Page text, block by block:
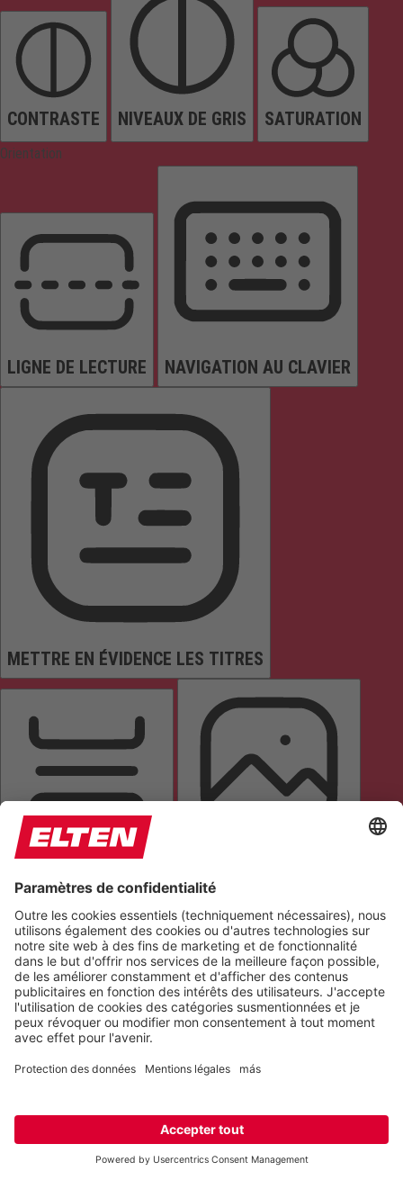
CONTRASTE NIVEAUX DE GRIS SATURATION
Orientation
LIGNE DE LECTURE NAVIGATION AU CLAVIER
METTRE EN ÉVIDENCE LES TITRES
MASQUE DE LECTURE